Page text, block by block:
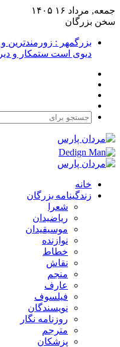
جمعه, مرداد ۱۶ ۱۴۰۵
سخن بزرگان
بزرگمهر : زورمندترین
دیوی است ستمکار و
خانه
زندگینامه بزرگان
شعرا
ریاضیدان
موسیقیدان
نوازنده
خطاط
نقاش
منجم
عارف
فیلسوف
نویسندگان
روزنامه نگار
مترجم
پزشکان